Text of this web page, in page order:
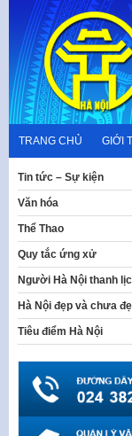
content
TRANG CHỦ GIỚI
Tin tức – Sự kiện
Văn hóa
Thể Thao
Quy tắc ứng xử
Người Hà Nội thanh
Hà Nội đẹp và chưa
Tiêu điểm Hà Nội